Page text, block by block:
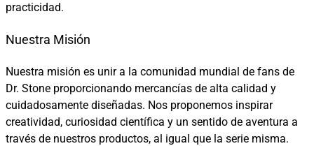
practicidad.
Nuestra Misión
Nuestra misión es unir a la comunidad mundial de fans de
Dr. Stone proporcionando mercancías de alta calidad y
cuidadosamente diseñadas. Nos proponemos inspirar
creatividad, curiosidad científica y un sentido de aventura a
través de nuestros productos, al igual que la serie misma.